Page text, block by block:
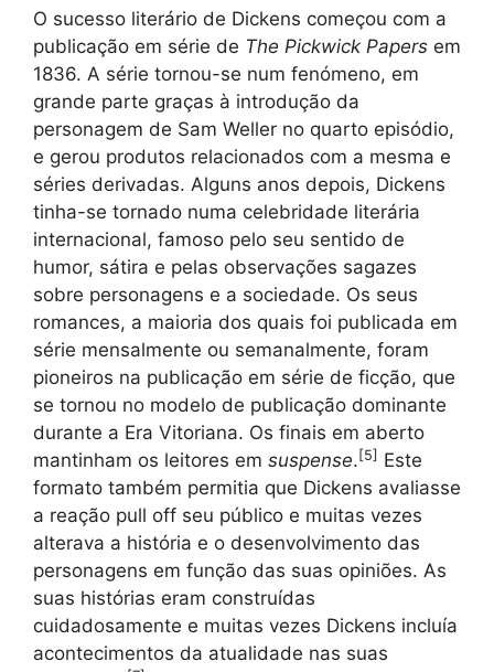
O sucesso literário de Dickens começou com a
publicação em série de The Pickwick Papers em
1836. A série tornou-se num fenómeno, em
grande parte graças à introdução da
personagem de Sam Weller no quarto episódio,
e gerou produtos relacionados com a mesma e
séries derivadas. Alguns anos depois, Dickens
tinha-se tornado numa celebridade literária
internacional, famoso pelo seu sentido de
humor, sátira e pelas observações sagazes
sobre personagens e a sociedade. Os seus
romances, a maioria dos quais foi publicada em
série mensalmente ou semanalmente, foram
pioneiros na publicação em série de ficção, que
se tornou no modelo de publicação dominante
durante a Era Vitoriana. Os finais em aberto
mantinham os leitores em suspense.[5] Este
formato também permitia que Dickens avaliasse
a reação pull off seu público e muitas vezes
alterava a história e o desenvolvimento das
personagens em função das suas opiniões. As
suas histórias eram construídas
cuidadosamente e muitas vezes Dickens incluía
acontecimentos da atualidade nas suas